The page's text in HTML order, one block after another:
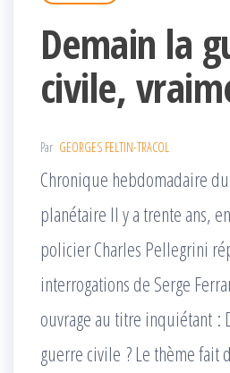
Demain la
civile,
Par GEORGES FELTIN-TRACOL
Chronique hebdomadaire
planétaire Il y a trente ans,
policier Charles Pellegrini
interrogations de Serge
ouvrage au titre inquiétant :
guerre civile ? Le thème fait